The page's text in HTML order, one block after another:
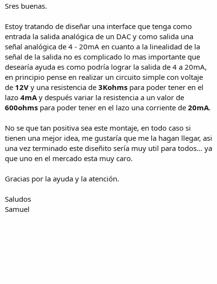
i
o
Sres buenas.
Estoy tratando de diseñar una interface que tenga como
entrada la salida analógica de un DAC y como salida una
señal analógica de 4 - 20mA en cuanto a la linealidad de la
señal de la salida no es complicado lo mas importante que
desearía ayuda es como podría lograr la salida de 4 a 20mA,
en principio pense en realizar un circuito simple con voltaje
de 12V y una resistencia de 3Kohms para poder tener en el
lazo 4mA y después variar la resistencia a un valor de
600ohms para poder tener en el lazo una corriente de 20mA.
No se que tan positiva sea este montaje, en todo caso si
tienen una mejor idea, me gustaría que me la hagan llegar, asi
una vez terminado este diseñito sería muy util para todos... ya
que uno en el mercado esta muy caro.
Gracias por la ayuda y la atención.
Saludos
Samuel